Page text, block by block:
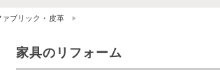
ァブリック・皮革
家具のリフォーム